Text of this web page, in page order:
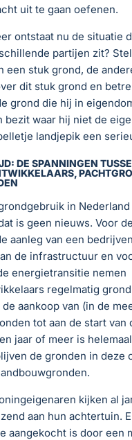
uit te gaan oefenen.
ontstaat nu de situatie
partijen zit?
een stuk grond, de
dit stuk grond en
grond die hij in
bezit waar hij niet de
landjepik een
DE SPANNINGEN
in
is geen nieuws. Voor
aanleg van een
de infrastructuur en
energietransitie nemen
regelmatig
aankoop van (in de
tot aan de start
jaar of meer is
de gronden in deze
kijken al
aan hun achtertuin.
aangekocht is door een